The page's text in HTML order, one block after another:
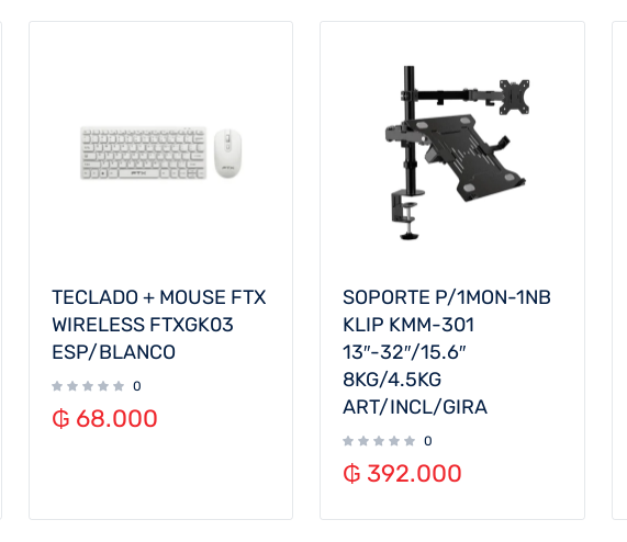
TECLADO + MOUSE FTX
WIRELESS FTXGK03
ESP/BLANCO
0
₲ 68.000
SOPORTE P/1MON-1NB
KLIP KMM-301
13″-32″/15.6″
8KG/4.5KG
ART/INCL/GIRA
0
₲ 392.000